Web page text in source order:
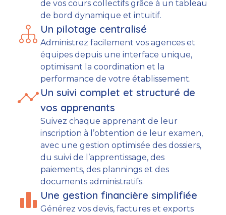
de vos cours collectifs grâce à un tableau
de bord dynamique et intuitif.
graph_2 Un pilotage centralisé
Administrez facilement vos agences et
équipes depuis une interface unique,
optimisant la coordination et la
performance de votre établissement.
timeline Un suivi complet et structuré de
vos apprenants
Suivez chaque apprenant de leur
inscription à l’obtention de leur examen,
avec une gestion optimisée des dossiers,
du suivi de l’apprentissage, des
paiements, des plannings et des
documents administratifs.
leaderboard Une gestion financière simplifiée
Générez vos devis, factures et exports